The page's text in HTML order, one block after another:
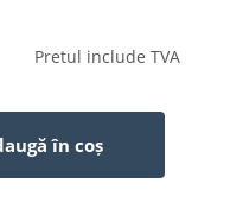
Pretul include TVA
în coș